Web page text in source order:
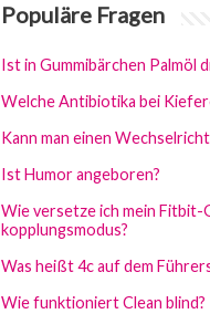
Populäre Fragen
Ist in Gummibärchen Palmöl
Welche Antibiotika bei
Kann man einen
Ist Humor angeboren?
Wie versetze ich mein Fitbit-
kopplungsmodus?
Was heißt 4c auf dem
Wie funktioniert Clean blind?